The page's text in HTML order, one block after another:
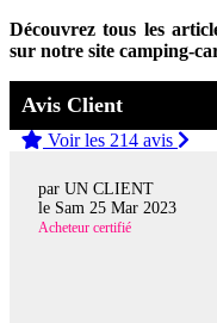
Découvrez tous les
sur notre site camping-
Avis Client
Voir les 214 avis
par UN CLIENT
le Sam 25 Mar 2023
Acheteur certifié